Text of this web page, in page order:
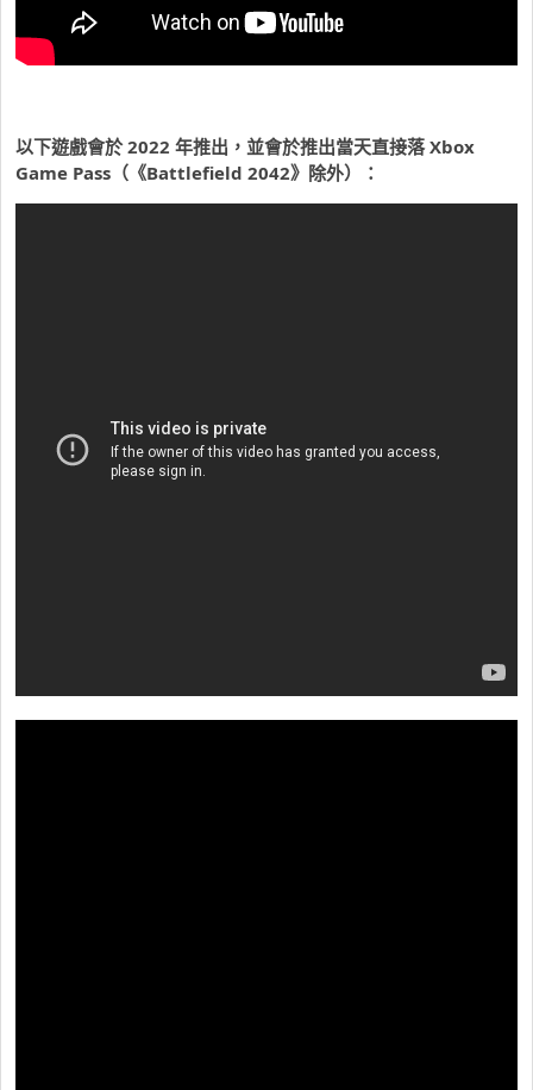
以下遊戲會於 2022 年推出，並會於推出當天直接落 Xbox
Game Pass（《Battlefield 2042》除外）：